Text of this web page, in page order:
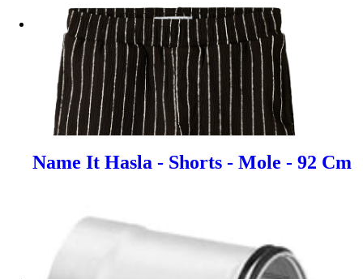
Name It Hasla - Shorts - Mole - 92 Cm